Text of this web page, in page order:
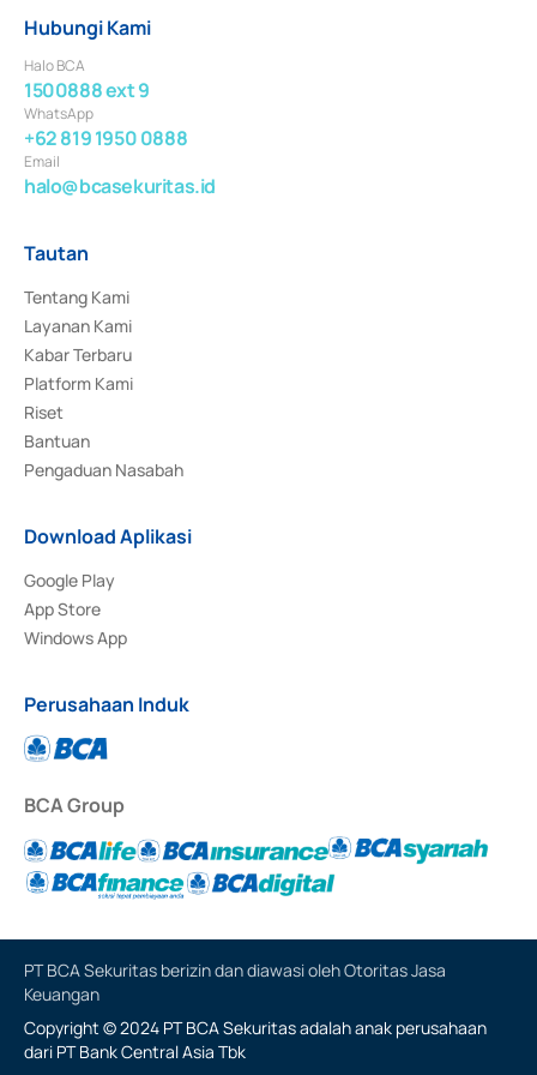
Hubungi Kami
Halo BCA
1500888 ext 9
WhatsApp
+62 819 1950 0888
Email
halo@bcasekuritas.id
Tautan
Tentang Kami
Layanan Kami
Kabar Terbaru
Platform Kami
Riset
Bantuan
Pengaduan Nasabah
Download Aplikasi
Google Play
App Store
Windows App
Perusahaan Induk
BCA Group
PT BCA Sekuritas berizin dan diawasi oleh Otoritas Jasa
Keuangan
Copyright © 2024 PT BCA Sekuritas adalah anak perusahaan
dari PT Bank Central Asia Tbk